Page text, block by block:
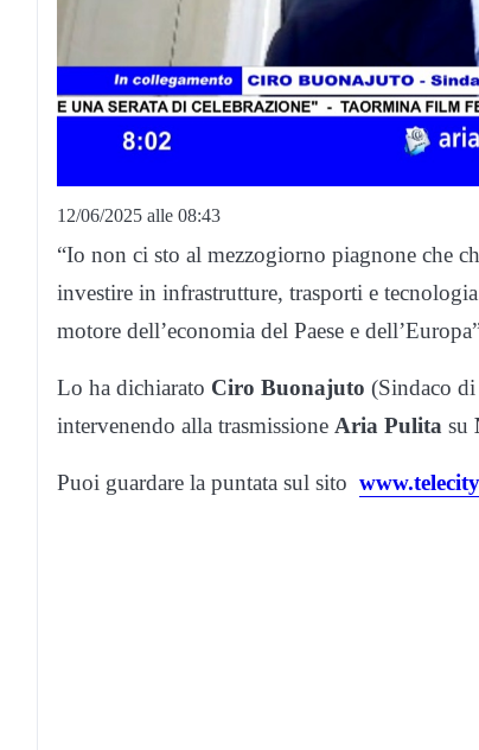
12/06/2025 alle 08:43
“Io non ci sto al mezzogiorno piagnone che
investire in infrastrutture, trasporti e
motore dell’economia del Paese e
Lo ha dichiarato Ciro Buonajuto (Sindaco
intervenendo alla trasmissione Aria Pulita su
Puoi guardare la puntata sul sito